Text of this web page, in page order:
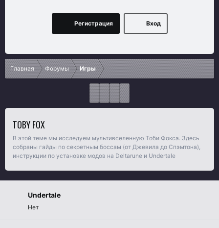
Вход
Регистрация
Главная Форумы Игры
TOBY FOX
В этой теме мы исследуем мультивселенную Тоби Фокса. Здесь
собраны гайды по секретным боссам (от Джевила до Спэмтона),
инструкции по установке модов на Deltarune и Undertale
Undertale
Нет